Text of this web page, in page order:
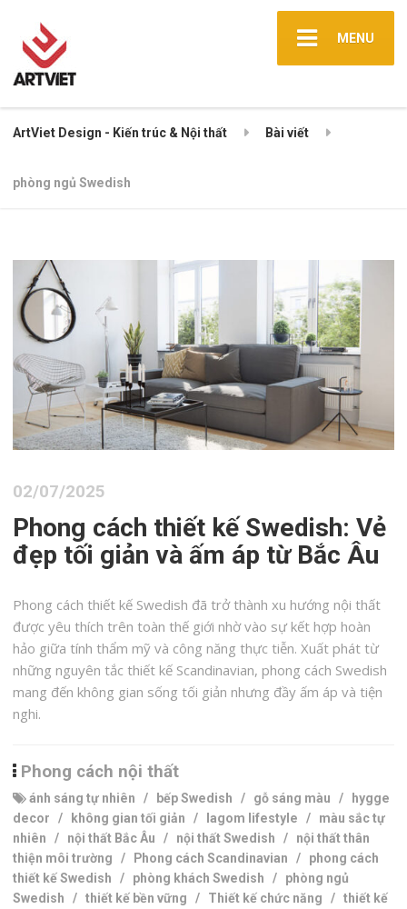
MENU
ArtViet Design - Kiến trúc & Nội thất Bài viết
phòng ngủ Swedish
02/07/2025
Phong cách thiết kế Swedish: Vẻ
đẹp tối giản và ấm áp từ Bắc Âu
Phong cách thiết kế Swedish đã trở thành xu hướng nội thất
được yêu thích trên toàn thế giới nhờ vào sự kết hợp hoàn
hảo giữa tính thẩm mỹ và công năng thực tiễn. Xuất phát từ
những nguyên tắc thiết kế Scandinavian, phong cách Swedish
mang đến không gian sống tối giản nhưng đầy ấm áp và tiện
nghi.
Phong cách nội thất
ánh sáng tự nhiên / bếp Swedish / gỗ sáng màu /
hygge
decor / không gian tối giản / lagom lifestyle / màu sắc tự
nhiên / nội thất Bắc Âu / nội thất Swedish / nội thất thân
thiện môi trường / Phong cách Scandinavian / phong cách
thiết kế Swedish / phòng khách Swedish / phòng ngủ
Swedish /thiết kế bền vững / Thiết kế chức năng /thiết kế